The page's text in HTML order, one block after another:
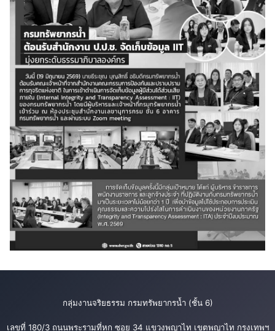
กลุ่มงานจริยธรรม กรมทรัพยากรน้ำ (ชั้น 6)
เลขที่ 180/3 ถนนพระรามที่หก ซอย 34 แขวงพญาไท เขตพญาไท กรุงเทพฯ